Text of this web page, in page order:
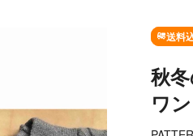
送料
秋
ワ